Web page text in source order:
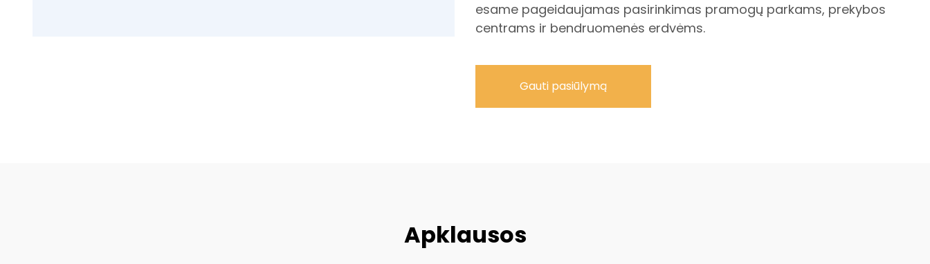
esame pageidaujamas pasirinkimas pramogų parkams, prekybos
centrams ir bendruomenės erdvėms.
Gauti pasiūlymą
Apklausos